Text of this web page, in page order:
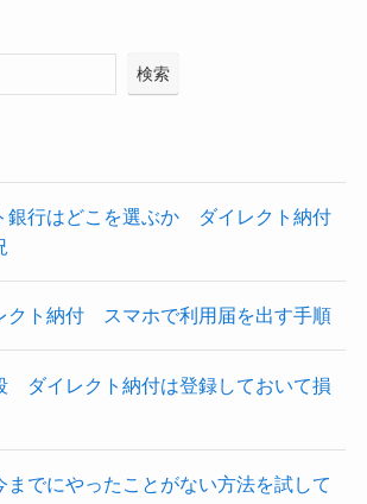
検索
銀行はどこを選ぶか ダイレクト納付
クト納付 スマホで利用届を出す手順
ダイレクト納付は登録しておいて損
までにやったことがない方法を試して